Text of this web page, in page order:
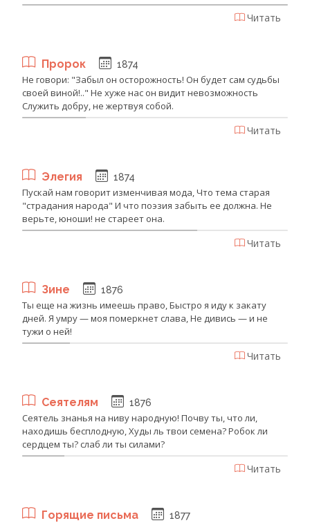
Читать
Пророк 1874
Не говори: "Забыл он осторожность! Он будет сам судьбы
своей виной!.." Не хуже нас он видит невозможность
Служить добру, не жертвуя собой.
Читать
Элегия 1874
Пускай нам говорит изменчивая мода, Что тема старая
"страдания народа" И что поэзия забыть ее должна. Не
верьте, юноши! не стареет она.
Читать
Зине 1876
Ты еще на жизнь имеешь право, Быстро я иду к закату
дней. Я умру — моя померкнет слава, Не дивись — и не
тужи о ней!
Читать
Сеятелям 1876
Сеятель знанья на ниву народную! Почву ты, что ли,
находишь бесплодную, ‎Худы ль твои семена? Робок ли
сердцем ты? слаб ли ты силами?
Читать
Горящие письма 1877